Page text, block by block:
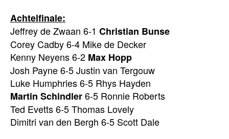
Achtelfinale:
Jeffrey de Zwaan 6-1 Christian Bunse
Corey Cadby 6-4 Mike de Decker
Kenny Neyens 6-2 Max Hopp
Josh Payne 6-5 Justin van Tergouw
Luke Humphries 6-5 Rhys Hayden
Martin Schindler6-5 Ronnie Roberts
Ted Evetts 6-5 Thomas Lovely
Dimitri van den Bergh 6-5 Scott Dale